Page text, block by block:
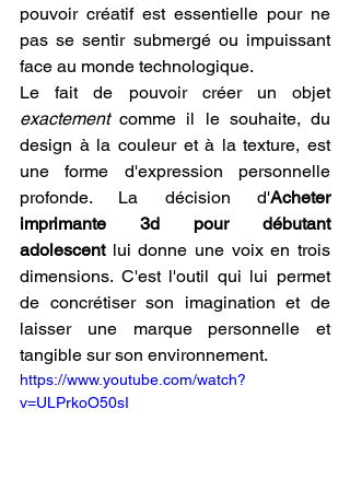
pouvoir créatif est essentielle pour ne
pas se sentir submergé ou impuissant
face au monde technologique.
Le fait de pouvoir créer un objet
exactement comme il le souhaite, du
design à la couleur et à la texture, est
une forme d'expression personnelle
profonde. La décision d'Acheter
imprimante 3d pour débutant
adolescent lui donne une voix en trois
dimensions. C'est l'outil qui lui permet
de concrétiser son imagination et de
laisser une marque personnelle et
tangible sur son environnement.
https://www.youtube.com/watch?
v=ULPrkoO50sI